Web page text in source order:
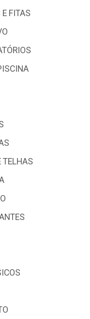
FITAS
TELHAS